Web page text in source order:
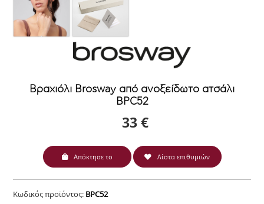
Βραχιόλι Brosway από ανοξείδωτο ατσάλι
BPC52
33 €
Απόκτησε το Λίστα επιθυμιών
Κωδικός προϊόντος: BPC52